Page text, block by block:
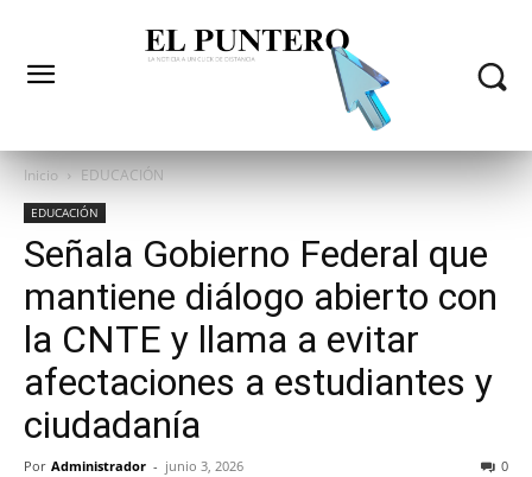
Inicio EDUCACIÓN
EDUCACIÓN
Señala Gobierno Federal que
mantiene diálogo abierto con
la CNTE y llama a evitar
afectaciones a estudiantes y
ciudadanía
Por Administrador - junio 3, 2026 0